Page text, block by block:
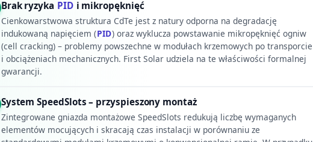
Brak ryzyka PID i mikropęknięć
Cienkowarstwowa struktura CdTe jest z natury odporna na degradację
indukowaną napięciem (PID) oraz wyklucza powstawanie mikropęknięć ogniw
(cell cracking) – problemy powszechne w modułach krzemowych po transporcie
i obciążeniach mechanicznych. First Solar udziela na te właściwości formalnej
gwarancji.
System SpeedSlots – przyspieszony montaż
Zintegrowane gniazda montażowe SpeedSlots redukują liczbę wymaganych
elementów mocujących i skracają czas instalacji w porównaniu ze